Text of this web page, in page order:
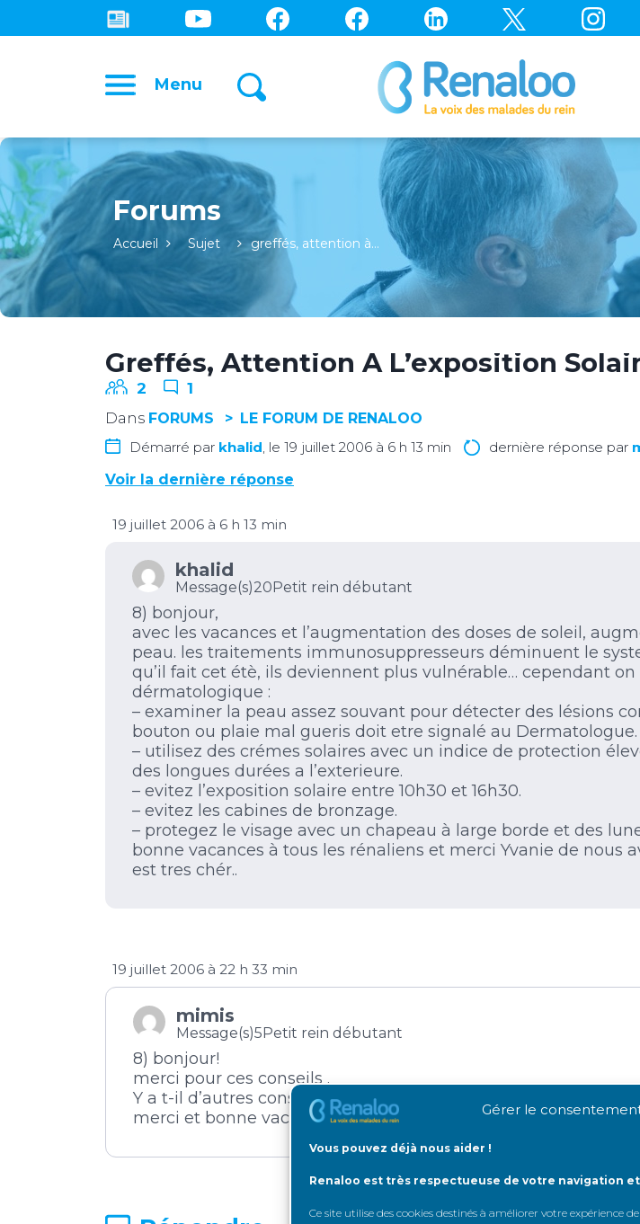
Gérer le
Vous pouvez déjà nous aider !
Renaloo est très respectueuse de votre navigation
Ce site utilise des cookies destinés à améliorer votre expérience
Menu
Forums
Accueil Sujet greffés, attention à…
Greffés, Attention À L’exposition
2 1
Dans FORUMS
LE FORUM DE RENALOO
Démarré par khalid, le 19 juillet 2006 à 6 h 13 min dernière réponse par
Voir la dernière réponse
19 juillet 2006 à 6 h 13 min
khalid
Message(s)20 Petit rein débutant
8) bonjour,
avec les vacances et l’augmentation des doses de soleil,
peau. les traitements immunosuppresseurs déminuent le
qu’il fait cet étè, ils deviennent plus vulnérable… cependant
dérmatologique :
– examiner la peau assez souvant pour détecter des lésions
bouton ou plaie mal gueris doit etre signalé au Dermatologue.
– utilisez des crémes solaires avec un indice de protection
des longues durées a l’exterieure.
– evitez l’exposition solaire entre 10h30 et 16h30.
– evitez les cabines de bronzage.
– protegez le visage avec un chapeau à large borde et des
bonne vacances à tous les rénaliens et merci Yvanie de nous
est tres chér..
19 juillet 2006 à 22 h 33 min
mimis
Message(s)5 Petit rein débutant
8) bonjour!
merci pour ces conseils .
Y a t-il d’autres conseils pour les transplantés habitant toute
merci et bonne vacances